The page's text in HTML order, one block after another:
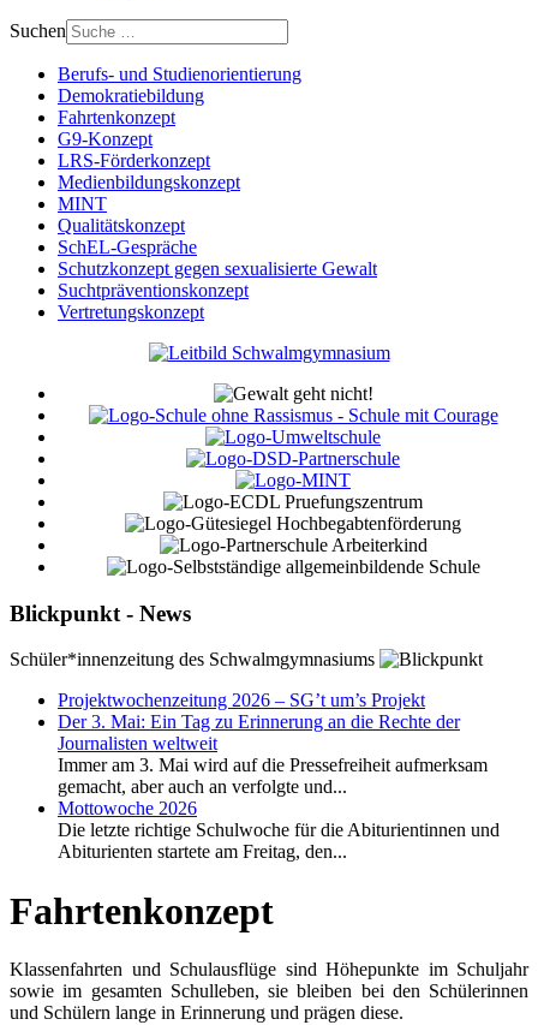
Suchen
Berufs- und Studienorientierung
Demokratiebildung
Fahrtenkonzept
G9-Konzept
LRS-Förderkonzept
Medienbildungskonzept
MINT
Qualitätskonzept
SchEL-Gespräche
Schutzkonzept gegen sexualisierte Gewalt
Suchtpräventionskonzept
Vertretungskonzept
Blickpunkt - News
Schüler*innenzeitung des Schwalmgymnasiums
Projektwochenzeitung 2026 – SG’t um’s Projekt
Der 3. Mai: Ein Tag zu Erinnerung an die Rechte der
Journalisten weltweit
Immer am 3. Mai wird auf die Pressefreiheit aufmerksam
gemacht, aber auch an verfolgte und...
Mottowoche 2026
Die letzte richtige Schulwoche für die Abiturientinnen und
Abiturienten startete am Freitag, den...
Fahrtenkonzept
Klassenfahrten und Schulausflüge sind Höhepunkte im Schuljahr
sowie im gesamten Schulleben, sie bleiben bei den Schülerinnen
und Schülern lange in Erinnerung und prägen diese.